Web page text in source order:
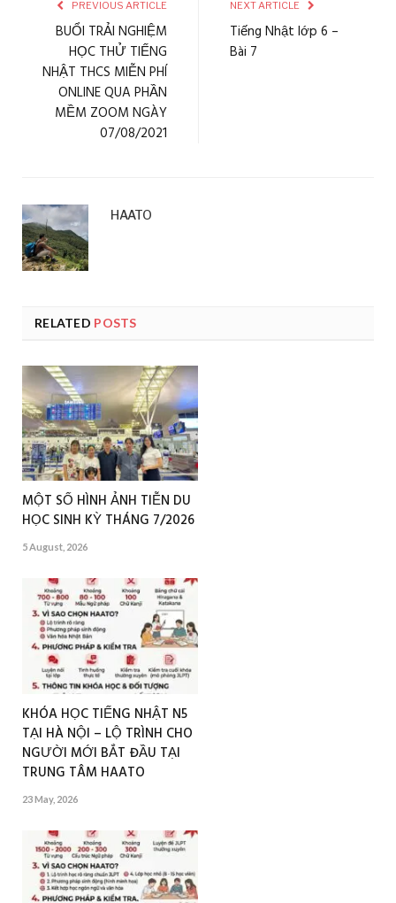
PREVIOUS ARTICLE
BUỔI TRẢI NGHIỆM
HỌC THỬ TIẾNG
NHẬT THCS MIỄN PHÍ
ONLINE QUA PHẦN
MỀM ZOOM NGÀY
07/08/2021
NEXT ARTICLE
Tiếng Nhật lớp 6 –
Bài 7
HAATO
RELATED POSTS
MỘT SỐ HÌNH ẢNH TIỄN DU
HỌC SINH KỲ THÁNG 7/2026
5 August, 2026
KHÓA HỌC TIẾNG NHẬT N5
TẠI HÀ NỘI – LỘ TRÌNH CHO
NGƯỜI MỚI BẮT ĐẦU TẠI
TRUNG TÂM HAATO
23 May, 2026